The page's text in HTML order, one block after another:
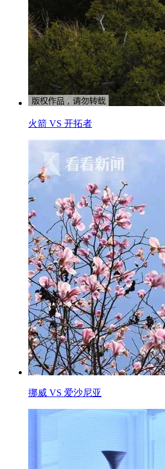
火箭 VS 开拓者
挪威 VS 爱沙尼亚